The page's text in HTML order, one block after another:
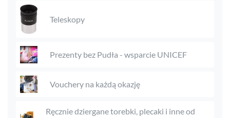
Teleskopy
Prezenty bez Pudła - wsparcie UNICEF
Vouchery na każdą okazję
Ręcznie dziergane torebki, plecaki i inne od